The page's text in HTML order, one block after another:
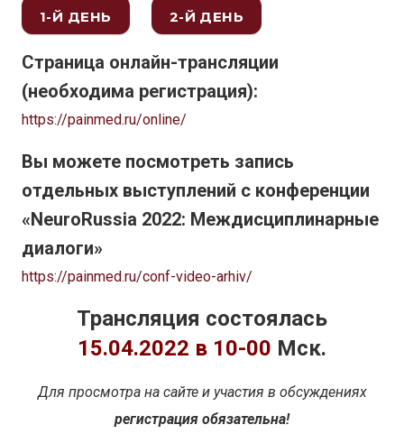
1-Й ДЕНЬ 2-Й ДЕНЬ
Страница онлайн-трансляции
(необходима регистрация):
https://painmed.ru/online/
Вы можете посмотреть запись
отдельных выступлений с конференции
«NeuroRussia 2022: Междисциплинарные
диалоги»
https://painmed.ru/conf-video-arhiv/
Трансляция состоялась
15.04.2022 в 10-00 Мск.
Для просмотра на сайте и участия в обсуждениях
регистрация обязательна!